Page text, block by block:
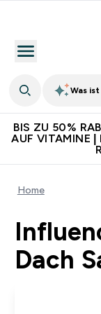
Was
BIS ZU 50%
AUF VITAMINE |
Home
Dach